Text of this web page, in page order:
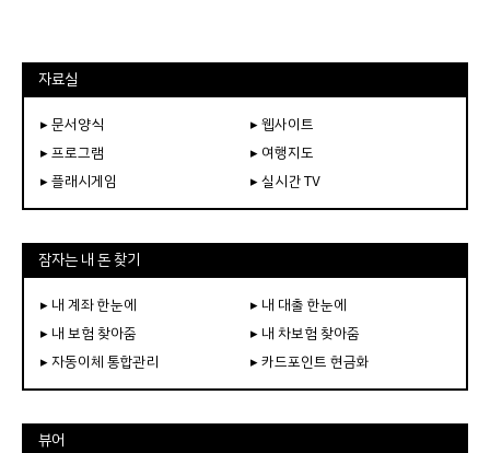
자료실
▸ 문서양식
▸ 웹사이트
▸ 프로그램
▸ 여행지도
▸ 플래시게임
▸ 실시간 TV
잠자는 내 돈 찾기
▸ 내 계좌 한눈에
▸ 내 대출 한눈에
▸ 내 보험 찾아줌
▸ 내 차보험 찾아줌
▸ 자동이체 통합관리
▸ 카드포인트 현금화
뷰어